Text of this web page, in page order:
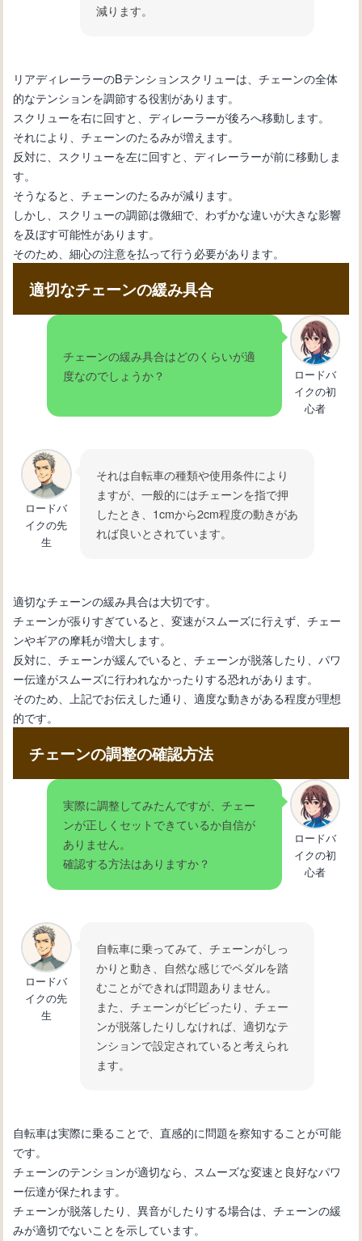
減ります。
リアディレーラーのBテンションスクリューは、チェーンの全体
的なテンションを調節する役割があります。
スクリューを右に回すと、ディレーラーが後ろへ移動します。
それにより、チェーンのたるみが増えます。
反対に、スクリューを左に回すと、ディレーラーが前に移動しま
す。
そうなると、チェーンのたるみが減ります。
しかし、スクリューの調節は微細で、わずかな違いが大きな影響
を及ぼす可能性があります。
そのため、細心の注意を払って行う必要があります。
適切なチェーンの緩み具合
チェーンの緩み具合はどのくらいが適
度なのでしょうか？
ロードバ
イクの初
心者
ロードバ
イクの先
生
それは自転車の種類や使用条件により
ますが、一般的にはチェーンを指で押
したとき、1cmから2cm程度の動きがあ
れば良いとされています。
適切なチェーンの緩み具合は大切です。
チェーンが張りすぎていると、変速がスムーズに行えず、チェー
ンやギアの摩耗が増大します。
反対に、チェーンが緩んでいると、チェーンが脱落したり、パワ
ー伝達がスムーズに行われなかったりする恐れがあります。
そのため、上記でお伝えした通り、適度な動きがある程度が理想
的です。
チェーンの調整の確認方法
実際に調整してみたんですが、チェー
ンが正しくセットできているか自信が
ありません。
確認する方法はありますか？
ロードバ
イクの初
心者
ロードバ
イクの先
生
自転車に乗ってみて、チェーンがしっ
かりと動き、自然な感じでペダルを踏
むことができれば問題ありません。
また、チェーンがビビったり、チェー
ンが脱落したりしなければ、適切なテ
ンションで設定されていると考えられ
ます。
自転車は実際に乗ることで、直感的に問題を察知することが可能
です。
チェーンのテンションが適切なら、スムーズな変速と良好なパワ
ー伝達が保たれます。
チェーンが脱落したり、異音がしたりする場合は、チェーンの緩
みが適切でないことを示しています。